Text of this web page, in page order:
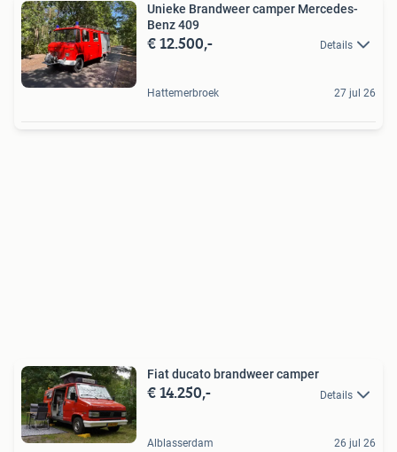
Unieke Brandweer camper Mercedes-
Benz 409
€ 12.500,- Details
Hattemerbroek 27 jul 26
Fiat ducato brandweer camper
€ 14.250,- Details
Alblasserdam 26 jul 26